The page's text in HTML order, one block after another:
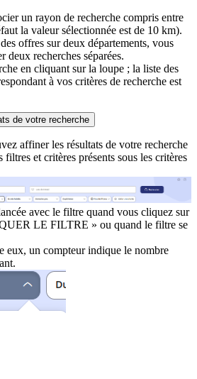
un rayon de recherche compris entre
la valeur sélectionnée est de 10 km).
offres sur deux départements, vous
deux recherches séparées.
en cliquant sur la loupe ; la liste des
à vos critères de recherche est
de votre recherche
affiner les résultats de votre recherche
filtres et critères présents sous les critères
avec le filtre quand vous cliquez sur
LE FILTRE » ou quand le filtre se
eux, un compteur indique le nombre